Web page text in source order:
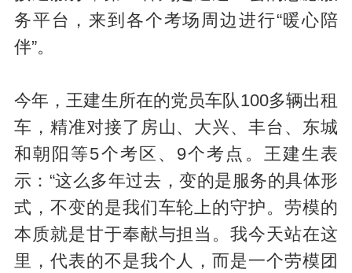
务平台，来到各个考场周边进行“暖心陪
伴”。
今年，王建生所在的党员车队100多辆出租
车，精准对接了房山、大兴、丰台、东城
和朝阳等5个考区、9个考点。王建生表
示：“这么多年过去，变的是服务的具体形
式，不变的是我们车轮上的守护。劳模的
本质就是甘于奉献与担当。我今天站在这
里，代表的不是我个人，而是一个劳模团